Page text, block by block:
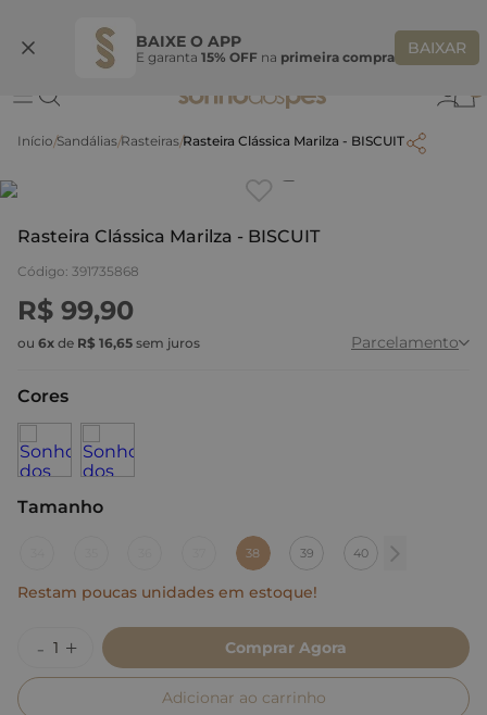
BAIXE O APP
E garanta 15% OFF na primeira compra BAIXAR
Ganhe 10% OFF na coleção utilizando o código do seu vendedor*
Sandálias Rasteiras Rasteira Clássica Marilza - BISCUIT
Rasteira Clássica Marilza - BISCUIT
Código: 391735868
R$ 99,90
ou 6x de R$ 16,65 sem juros Parcelamento
Cores
Tamanho
38 39 40
Restam poucas unidades em estoque!
Comprar Agora
Adicionar ao carrinho